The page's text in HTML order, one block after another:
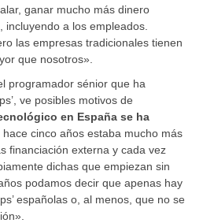
ganar mucho más dinero
a los empleados.
las empresas tradicionales tienen
que nosotros».
programador sénior que ha
ve posibles motivos de
en España se ha
, hace cinco años estaba mucho más
financiación externa y cada vez
dichas que empiezan sin
podamos decir que apenas hay
españolas o, al menos, que no se